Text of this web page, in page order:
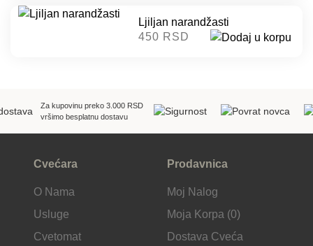
Ljiljan narandžasti
450 RSD
Za kupovinu preko 3.000 RSD
vršimo besplatnu dostavu
Cvećara
O Nama
Usluge
Cvetomat
Prodavnica
Moj Nalog
Moja Korpa (0)
Dostava Cveća